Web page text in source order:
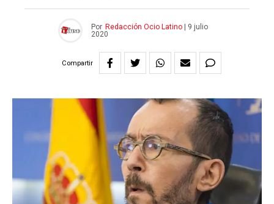
Por Redacción Ocio Latino
9 julio
2020
Compartir